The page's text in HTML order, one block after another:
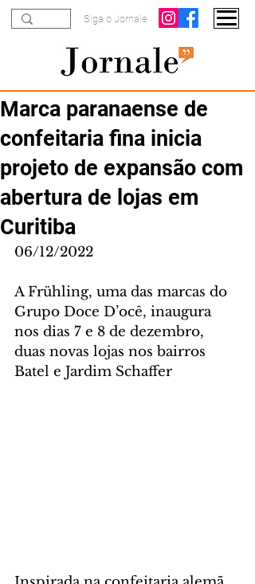
Siga o Jornale
Marca paranaense de
confeitaria fina inicia
projeto de expansão com
abertura de lojas em
Curitiba
06/12/2022
A Frühling, uma das marcas do
Grupo Doce D’ocê, inaugura
nos dias 7 e 8 de dezembro,
duas novas lojas nos bairros
Batel e Jardim Schaffer